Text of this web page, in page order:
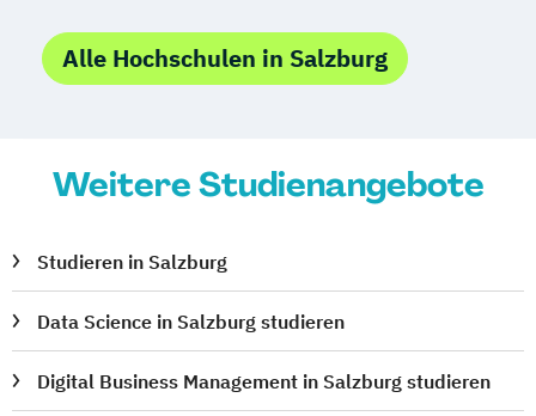
Alle Hochschulen in Salzburg
Weitere Studienangebote
Studieren in Salzburg
Data Science in Salzburg studieren
Digital Business Management in Salzburg studieren